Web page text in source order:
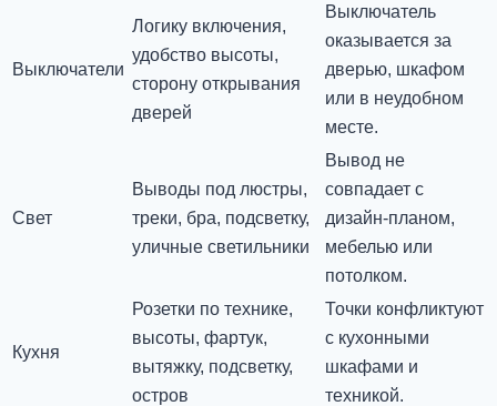
Выключатели
Логику включения,
удобство высоты,
сторону открывания
дверей
Выключатель
оказывается за
дверью, шкафом
или в неудобном
месте.
Свет
Выводы под люстры,
треки, бра, подсветку,
уличные светильники
Вывод не
совпадает с
дизайн-планом,
мебелью или
потолком.
Кухня
Розетки по технике,
высоты, фартук,
вытяжку, подсветку,
остров
Точки конфликтуют
с кухонными
шкафами и
техникой.